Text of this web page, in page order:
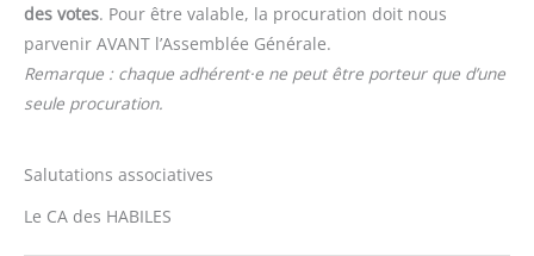
des votes. Pour être valable, la procuration doit nous
parvenir AVANT l’Assemblée Générale.
Remarque : chaque adhérent·e ne peut être porteur que d’une
seule procuration.
Salutations associatives
Le CA des HABILES